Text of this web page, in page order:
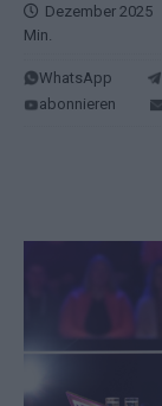
Dezember 2025
Min.
WhatsApp
abonnieren